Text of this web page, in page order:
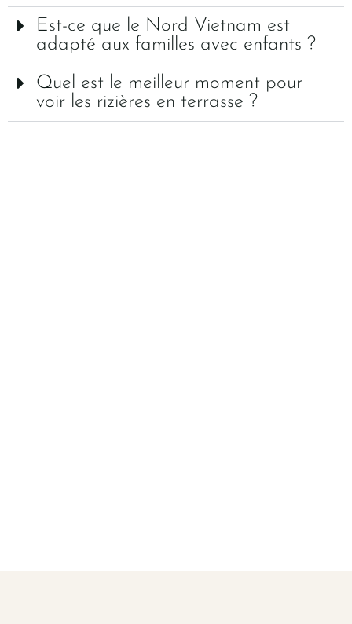
Est-ce que le Nord Vietnam est
adapté aux familles avec enfants ?
Quel est le meilleur moment pour
voir les rizières en terrasse ?